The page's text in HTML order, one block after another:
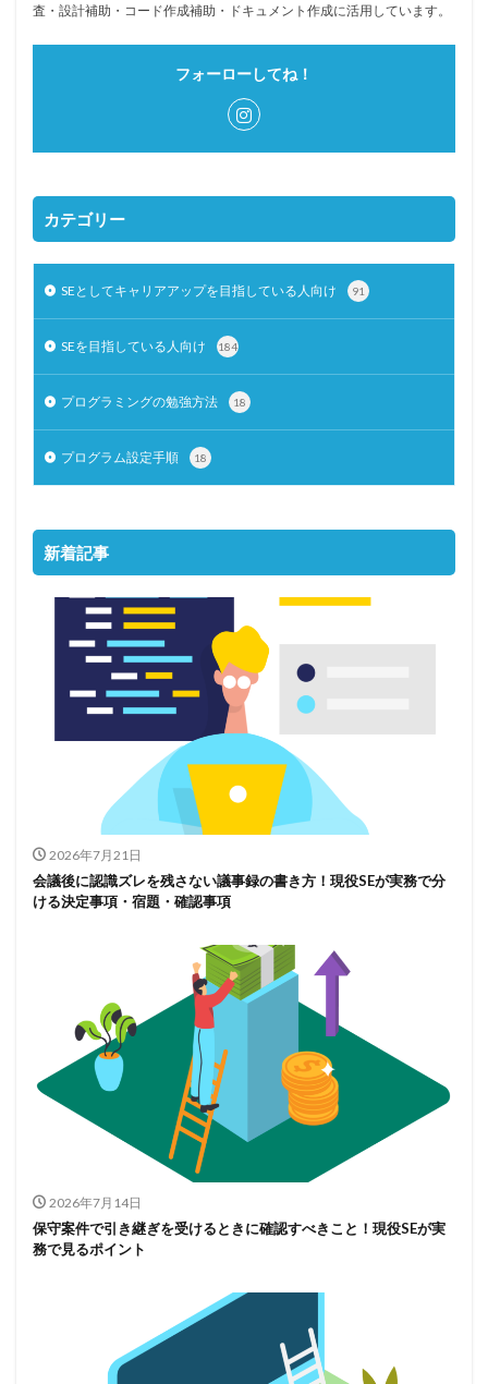
査・設計補助・コード作成補助・ドキュメント作成に活用しています。
フォーローしてね！
カテゴリー
SEとしてキャリアアップを目指している人向け 91
SEを目指している人向け 184
プログラミングの勉強方法 18
プログラム設定手順 18
新着記事
2026年7月21日
会議後に認識ズレを残さない議事録の書き方！現役SEが実務で分
ける決定事項・宿題・確認事項
2026年7月14日
保守案件で引き継ぎを受けるときに確認すべきこと！現役SEが実
務で見るポイント